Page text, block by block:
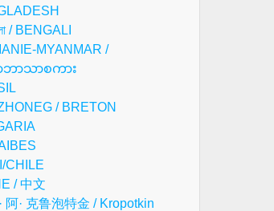
/ BENGALI
MYANMAR /
ာဘာသာစကား
/ BRETON
CHILE
/ 中文
阿· 克鲁泡特金 / Kropotkin